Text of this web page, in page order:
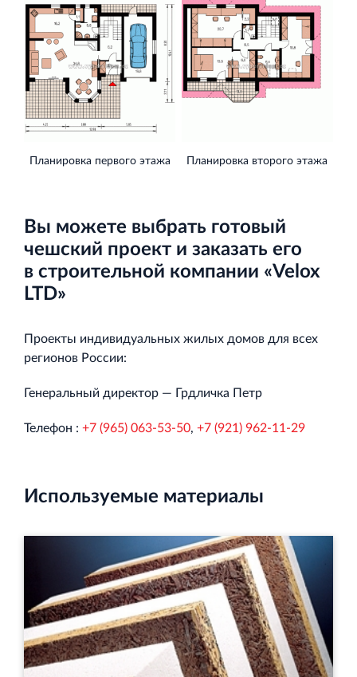
Торговый комплекс НОРД в Кингисеппе
Современный торговый комплекс в центре города
Кингисепп
Многофункцинальный испытательный комплекс
Кингисеппе
Кингисепп
Планировка первого этажа Планировка второго этажа
Вы можете выбрать готовый
чешский проект и заказать его
в строительной компании «Velox
LTD»
Проекты индивидуальных жилых домов для всех
регионов России:
Генеральный директор — Грдличка Петр
Телефон : +7 (965) 063-53-50, +7 (921) 962-11-29
Используемые материалы